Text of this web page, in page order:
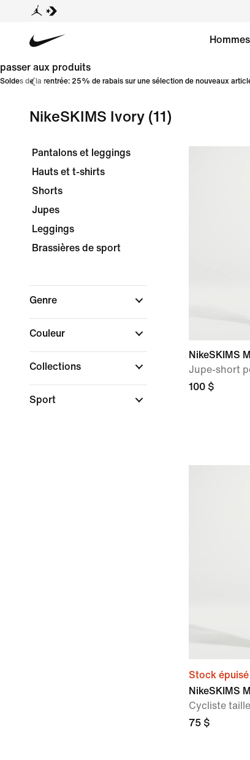
Hommes
passer aux produits
Soldes de la rentrée: 25% de rabais sur une sélection de nouveaux
NikeSKIMS Ivory (11)
Pantalons et leggings
Hauts et t-shirts
Shorts
Jupes
Leggings
Brassières de sport
Genre
Couleur
Collections
Sport
NikeSKIMS
Jupe-short
100 $
Stock épuisé
NikeSKIMS
Cycliste
75 $